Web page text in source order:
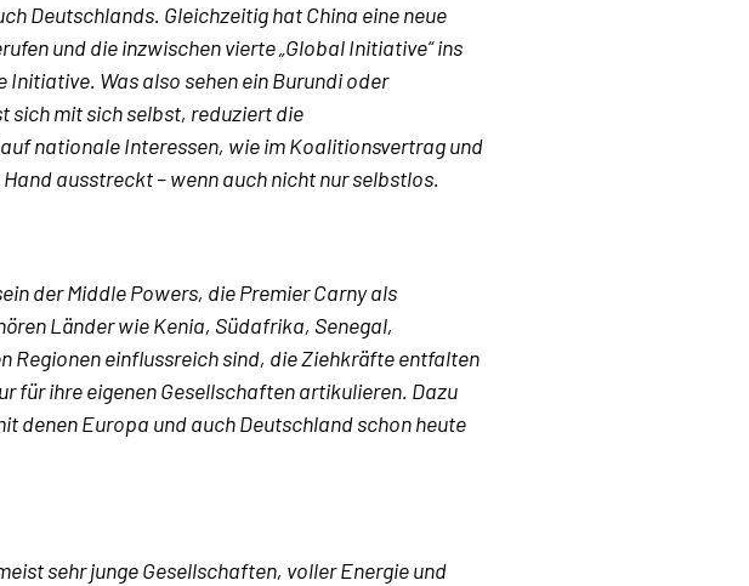
Deutschlands. Gleichzeitig hat China eine neue
und die inzwischen vierte „Global Initiative“ ins
Was also sehen ein Burundi oder
sich mit sich selbst, reduziert die
nationale Interessen, wie im Koalitionsvertrag und
ausstreckt – wenn auch nicht nur selbstlos.
der Middle Powers, die Premier Carny als
Länder wie Kenia, Südafrika, Senegal,
Regionen einflussreich sind, die Ziehkräfte entfalten
für ihre eigenen Gesellschaften artikulieren. Dazu
denen Europa und auch Deutschland schon heute
sehr junge Gesellschaften, voller Energie und